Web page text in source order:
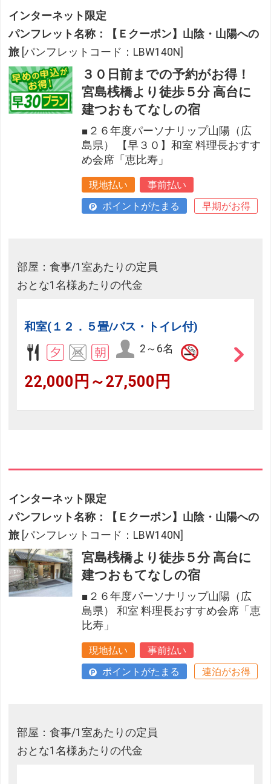
インターネット限定
パンフレット名称：【Ｅクーポン】山陰・山陽への
旅 [パンフレットコード：LBW140N]
３０日前までの予約がお得！
宮島桟橋より徒歩５分 高台に
建つおもてなしの宿
■２６年度パーソナリップ山陽（広
島県） 【早３０】和室 料理長おすす
め会席「恵比寿」
現地払い
事前払い
ポイントがたまる
早期がお得
部屋：食事/1室あたりの定員
おとな1名様あたりの代金
和室(１２．５畳/バス・トイレ付)
2～6名
22,000円～27,500円
インターネット限定
パンフレット名称：【Ｅクーポン】山陰・山陽への
旅 [パンフレットコード：LBW140N]
宮島桟橋より徒歩５分 高台に
建つおもてなしの宿
■２６年度パーソナリップ山陽（広
島県） 和室 料理長おすすめ会席「恵
比寿」
現地払い
事前払い
ポイントがたまる
連泊がお得
部屋：食事/1室あたりの定員
おとな1名様あたりの代金